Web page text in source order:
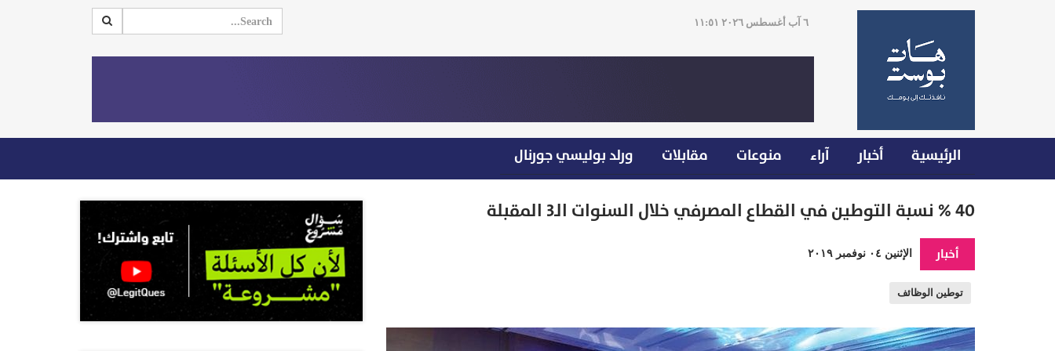
٦ آب أغسطس ٢٠٢٦ ١١:٥١
الرئيسية أخبار آراء منوعات مقابلات ورلد بوليسي جورنال
40 % نسبة التوطين في القطاع المصرفي خلال السنوات الـ3 المقبلة
أخبار الإثنين ٠٤ نوفمبر ٢٠١٩
توطين الوظائف